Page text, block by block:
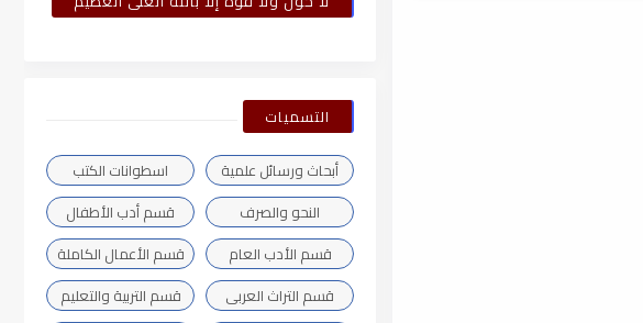
التسميات
أبحاث ورسائل علمية
اسطوانات الكتب
النحو والصرف
قسم أدب الأطفال
قسم الأدب العام
قسم الأعمال الكاملة
قسم التراث العربى
قسم التربية والتعليم